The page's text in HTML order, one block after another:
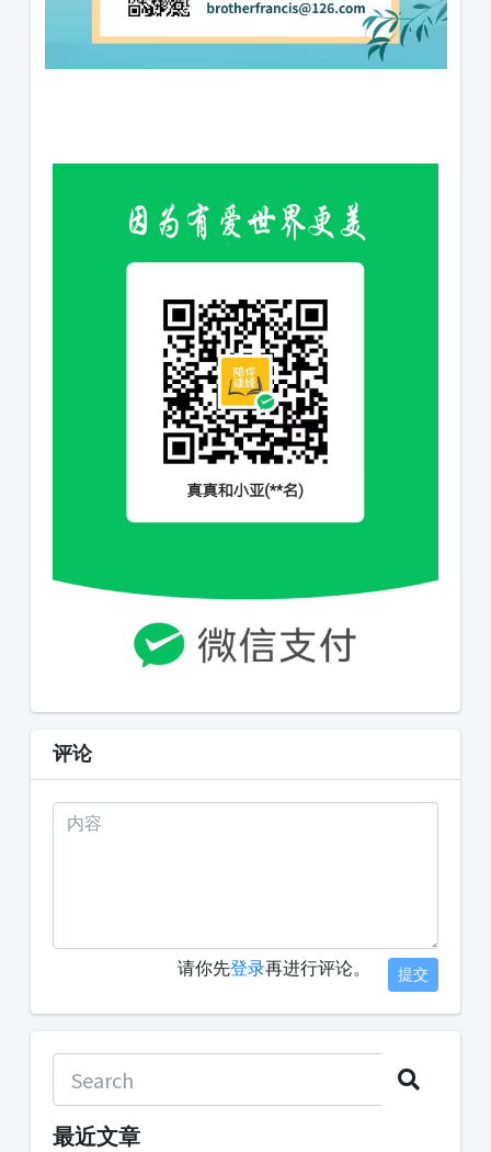
评论
请你先登录再进行评论。 提交
最近文章